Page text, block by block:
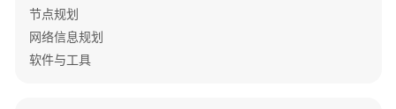
备
取
节点规划
网络信息规划
软件与工具